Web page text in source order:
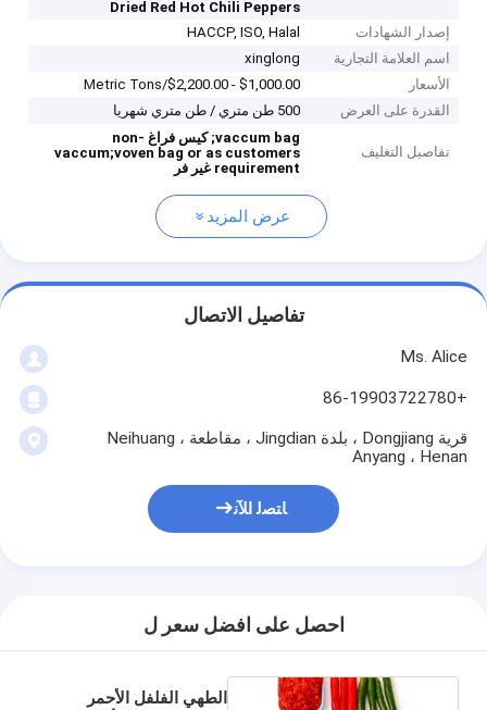
Dried Red Hot Chili Peppers
إصدار الشهادات
HACCP, ISO, Halal
اسم العلامة التجارية
xinglong
الأسعار
$1,000.00 - $2,200.00/Metric Tons
القدرة على العرض
500 طن متري / طن متري شهريا
تفاصيل التغليف
vaccum bag; كيس فراغ non-
vaccum;voven bag or as customers
requirement غير فر
عرض المزيد
تفاصيل الاتصال
Ms. Alice
+86-19903722780
قرية Dongjiang ، بلدة Jingdian ، مقاطعة Neihuang ،
Anyang ، Henan
ﺎﺘﺼﻟ ﺍﻶﻧ
احصل على افضل سعر ل
الطهي الفلفل الأحمر